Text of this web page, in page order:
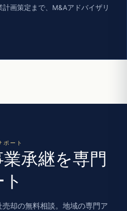
画策定まで、M&Aアドバイザリ
ート
承継を専門
却の無料相談。地域の専門ア